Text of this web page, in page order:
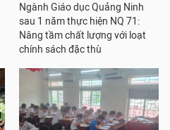
Ngành Giáo dục Quảng Ninh
sau 1 năm thực hiện NQ 71:
Nâng tầm chất lượng với loạt
chính sách đặc thù